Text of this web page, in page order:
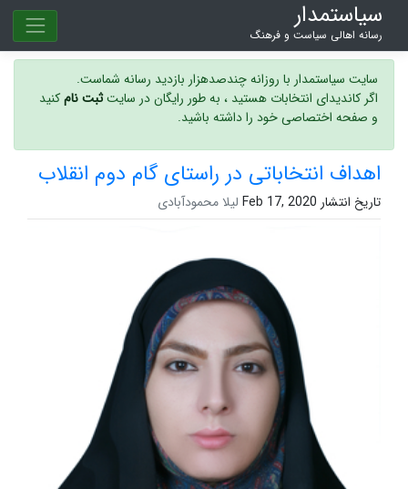
سیاستمدار
رسانه اهالی سیاست و فرهنگ
سایت سیاستمدار با روزانه چندصدهزار بازدید رسانه شماست.
اگر کاندیدای انتخابات هستید ، به طور رایگان در سایتثبت نامکنید
و صفحه اختصاصی خود را داشته باشید.
اهداف انتخاباتی در راستای گام دوم انقلاب
تاریخ انتشار Feb 17, 2020 لیلا محمودآبادی